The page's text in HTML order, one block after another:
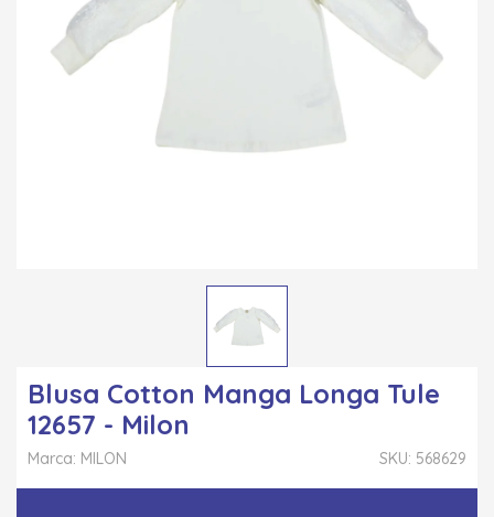
Blusa Cotton Manga Longa Tule
12657 - Milon
SKU: 568629
Marca: MILON